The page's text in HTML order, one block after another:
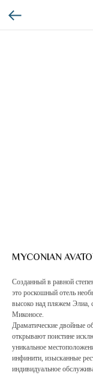
MYCONIAN
Созданный в равной
это роскошный отель
высоко над пляжем
Миконосе.
Драматические двойные
открывают поистине
уникальное
инфинити, изысканные
индивидуальное